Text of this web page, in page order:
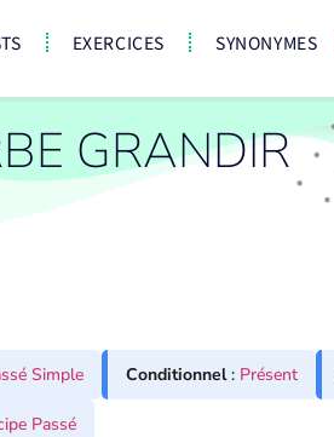
EXERCICES SYNONYMES
GRANDIR
Simple Conditionnel: Présent
Passé